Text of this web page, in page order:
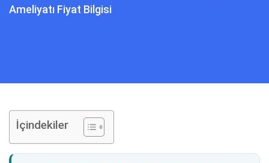
Ameliyatı Fiyat Bilgisi
İçindekiler